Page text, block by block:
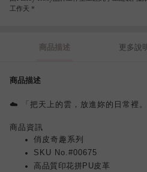
工作天 *
商品描述 更多說
商品描述
☁️ 「把天上的雲，放進妳的日常裡。
商品資訊
俏皮奇趣系列
SKU No.#00675
高品質印花拼PU皮革